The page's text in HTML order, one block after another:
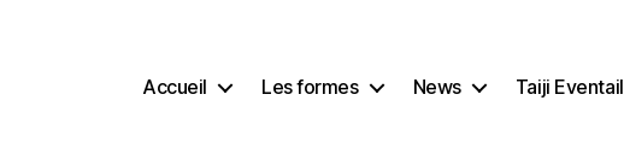
Accueil Les formes News Taiji Eventail